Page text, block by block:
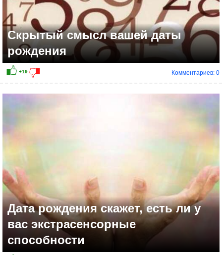
+19
Скрытый смысл вашей даты
рождения
Комментариев: 0
Дата рождения скажет, есть ли у
вас экстрасенсорные
способности